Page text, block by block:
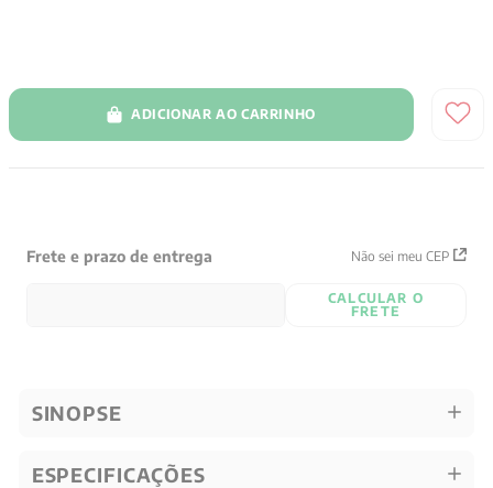
ADICIONAR AO CARRINHO
Frete e prazo de entrega Não sei meu CEP
CALCULAR O
FRETE
SINOPSE
ESPECIFICAÇÕES